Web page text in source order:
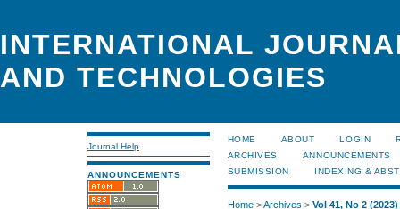
INTERNATIONAL
AND TECHNOLOGIES
Journal Help
ANNOUNCEMENTS
HOME ABOUT LOGIN
ARCHIVES
ANNOUNCEMENTS
SUBMISSION
INDEXING &
Home>Archives > Vol 41, No 2 (2023)